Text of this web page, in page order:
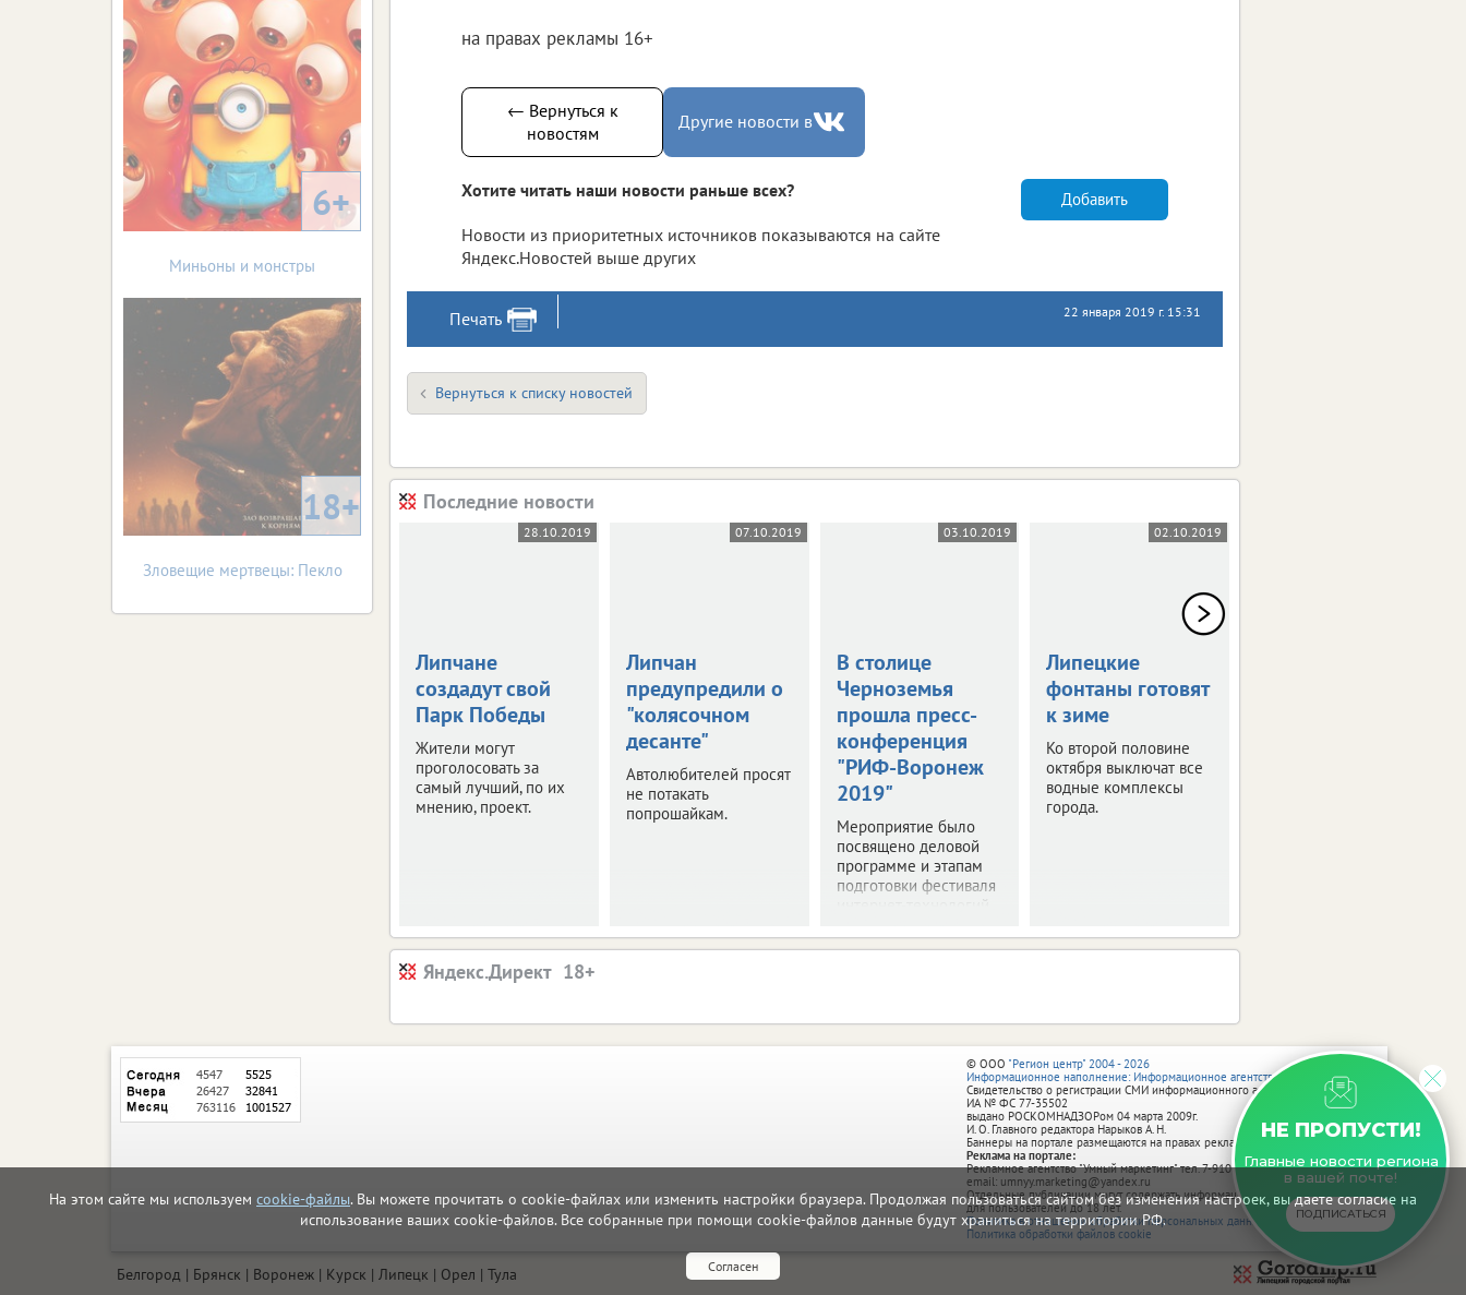
На этом сайте мы используем cookie-файлы. Вы можете прочитать о cookie-файлах или изменить настройки браузера. Продолжая пользоваться сайтом без изменения настроек, вы даете согласие на
использование ваших cookie-файлов. Все собранные при помощи cookie-файлов данные будут храниться на территории РФ.
Согласен
на правах рекламы 16+
← Вернуться к
новостям
Другие новости в
Хотите читать наши новости раньше всех?
Новости из приоритетных источников показываются на сайте
Яндекс.Новостей выше других
Добавить
Печать 22 января 2019 г. 15:31
Вернуться к списку новостей
Последние новости
28.10.2019
Липчане
создадут свой
Парк Победы
Жители могут
проголосовать за
самый лучший, по их
мнению, проект.
07.10.2019
Липчан
предупредили о
"колясочном
десанте"
Автолюбителей просят
не потакать
попрошайкам.
03.10.2019
В столице
Черноземья
прошла пресс-
конференция
"РИФ-Воронеж
2019"
Мероприятие было
посвящено деловой
программе и этапам
подготовки фестиваля
интернет-технологий.
02.10.2019
Липецкие
фонтаны готовят
к зиме
Ко второй половине
октября выключат все
водные комплексы
города.
Яндекс.Директ
6+
Миньоны и монстры
18+
Зловещие мертвецы: Пекло
НЕ ПРОПУСТИ!
Главные новости региона
в вашей почте!
ПОДПИСАТЬСЯ
© ООО "Регион центр" 2004 - 2026
Информационное наполнение: Информационное агентство vRossii.ru
Свидетельство о регистрации СМИ информационного агентства vRossii.ru
ИА № ФС 77‑35502
выдано РОСКОМНАДЗОРом 04 марта 2009г.
И. О. Главного редактора Нарыков А. Н.
Баннеры на портале размещаются на правах рекламы.
Реклама на портале:
Рекламное агентство "Умный маркетинг" тел. 7-910-267-70-40,
email: umnyy.marketing@yandex.ru
Отдельные публикации могут содержать информацию, не предназначенную
для пользователей до 18 лет.
Политика в отношении обработки персональных данных
Политика обработки файлов cookie
Белгород Брянск Воронеж Курск Липецк Орел Тула